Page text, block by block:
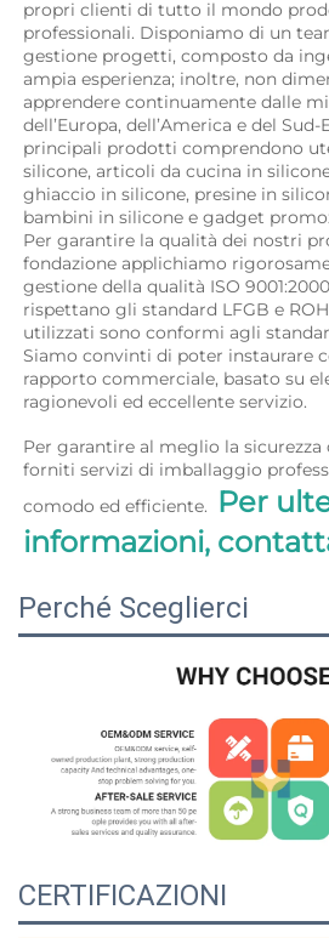
propri clienti di tutto il mondo
professionali. Disponiamo di un
gestione progetti, composto da
ampia esperienza; inoltre, non
apprendere continuamente dalle
dell’Europa, dell’America e del
principali prodotti comprendono
silicone, articoli da cucina in
ghiaccio in silicone, presine in
bambini in silicone e gadget
Per garantire la qualità dei nostri
fondazione applichiamo
gestione della qualità ISO
rispettano gli standard LFGB e
utilizzati sono conformi agli
Siamo convinti di poter instaurare
rapporto commerciale, basato su
ragionevoli ed eccellente servizio.
Per garantire al meglio la
forniti servizi di imballaggio
comodo ed efficiente.
Per
informazioni,
Perché Sceglierci
CERTIFICAZIONI